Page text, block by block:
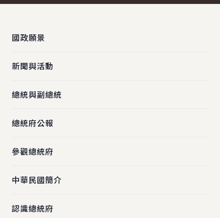
國政願景
新聞與活動
總統與副總統
總統府公報
參觀總統府
中華民國簡介
認識總統府